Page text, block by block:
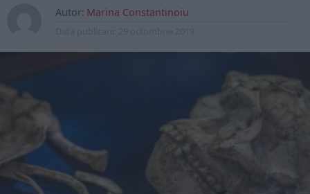
Autor: Marina Constantinoiu